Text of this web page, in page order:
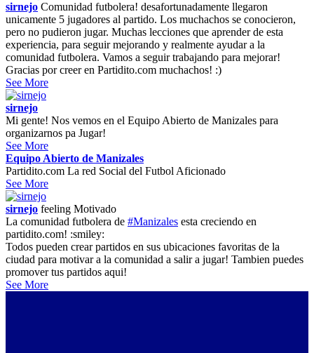
sirnejo Comunidad futbolera! desafortunadamente llegaron
unicamente 5 jugadores al partido. Los muchachos se conocieron,
pero no pudieron jugar. Muchas lecciones que aprender de esta
experiencia, para seguir mejorando y realmente ayudar a la
comunidad futbolera. Vamos a seguir trabajando para mejorar!
Gracias por creer en Partidito.com muchachos! :)
See More
sirnejo
Mi gente! Nos vemos en el Equipo Abierto de Manizales para
organizarnos pa Jugar!
See More
Equipo Abierto de Manizales
Partidito.com La red Social del Futbol Aficionado
See More
sirnejo feeling Motivado
La comunidad futbolera de #Manizales esta creciendo en
partidito.com! :smiley:
Todos pueden crear partidos en sus ubicaciones favoritas de la
ciudad para motivar a la comunidad a salir a jugar! Tambien puedes
promover tus partidos aqui!
See More